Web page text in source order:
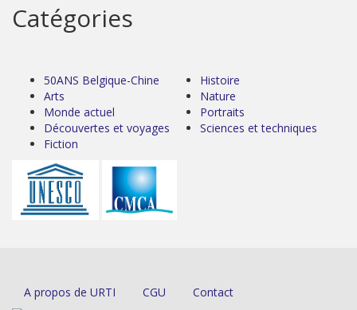
Catégories
50ANS Belgique-Chine
Arts
Monde actuel
Découvertes et voyages
Fiction
Histoire
Nature
Portraits
Sciences et techniques
A propos de URTI CGU Contact